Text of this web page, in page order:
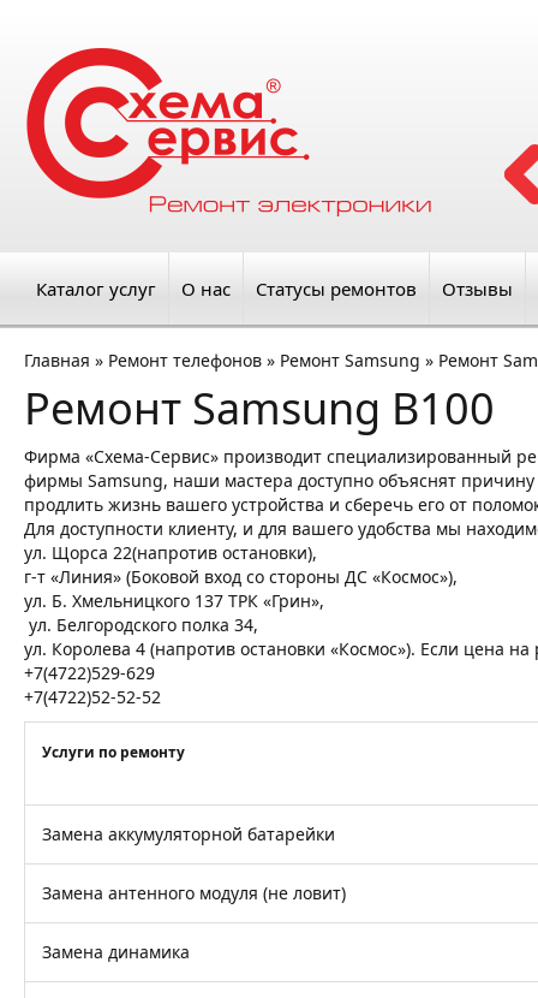
Каталог услуг О нас Статусы ремонтов Отзывы
Главная » Ремонт телефонов » Ремонт Samsung » Ремонт
Ремонт Samsung B100
Фирма «Схема-Сервис» производит специализированный
фирмы Samsung, наши мастера доступно объяснят причину
продлить жизнь вашего устройства и сберечь его от
Для доступности клиенту, и для вашего удобства мы
ул. Щорса 22(напротив остановки),
г-т «Линия» (Боковой вход со стороны ДС «Космос»),
ул. Б. Хмельницкого 137 ТРК «Грин»,
ул. Белгородского полка 34,
ул. Королева 4 (напротив остановки «Космос»). Если цена
+7(4722)529-629
+7(4722)52-52-52
Услуги по ремонту
Замена аккумуляторной батарейки
Замена антенного модуля (не ловит)
Замена динамика